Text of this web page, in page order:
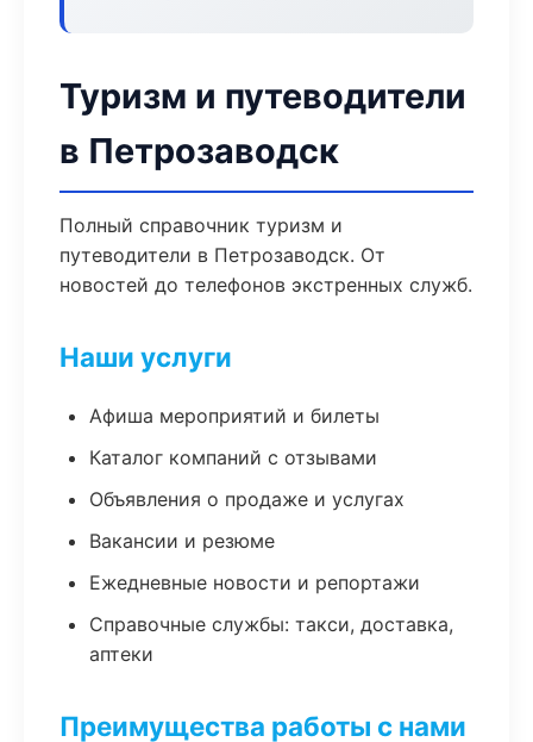
Туризм и путеводители
в Петрозаводск
Полный справочник туризм и
путеводители в Петрозаводск. От
новостей до телефонов экстренных служб.
Наши услуги
Афиша мероприятий и билеты
Каталог компаний с отзывами
Объявления о продаже и услугах
Вакансии и резюме
Ежедневные новости и репортажи
Справочные службы: такси, доставка,
аптеки
Преимущества работы с нами